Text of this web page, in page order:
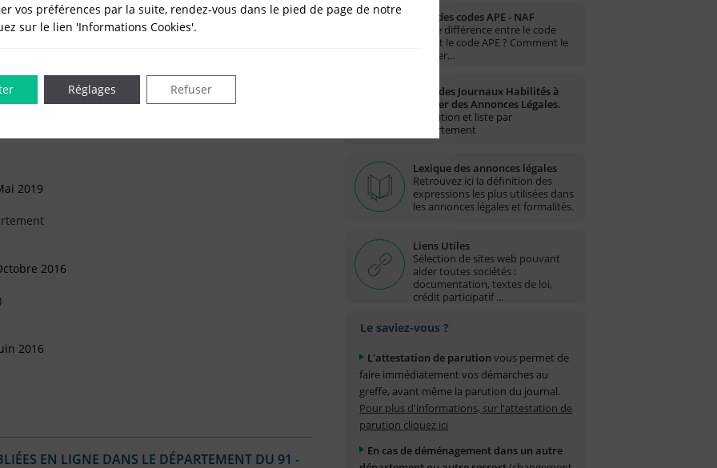
(Arrivée)
2019
(Arrivée)
2019
2016
2016
EN LIGNE DANS LE DÉPARTEMENT DU 91 -
Liste des codes APE - NAF
Quelle différence entre le code
NAF et le code APE ? Comment le
trouver…
Liste des Journaux Habilités à
publier des Annonces Légales.
Définition et liste par
département
Lexique des annonces légales
Retrouvez ici la définition des
expressions les plus utilisées dans
les annonces légales et formalités.
Liens Utiles
Sélection de sites web pouvant
aider toutes sociétés :
documentation, textes de loi,
crédit participatif ...
Le saviez-vous ?
L'attestation de parution vous permet de
faire immédiatement vos démarches au
greffe, avant même la parution du journal.
Pour plus d'informations, sur l'attestation de
parution cliquez ici
En cas de déménagement dans un autre
vos préférences par la suite, rendez-vous dans le pied de page de notre
sur le lien 'Informations Cookies'.
Refuser
Réglages